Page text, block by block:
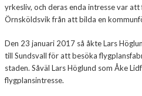
yrkesliv, och deras enda intresse var
Örnsköldsvik från att bilda en
Den 23 januari 2017 så åkte Lars
till Sundsvall för att besöka
staden. Såväl Lars Höglund som Åke
flygplansintresse.